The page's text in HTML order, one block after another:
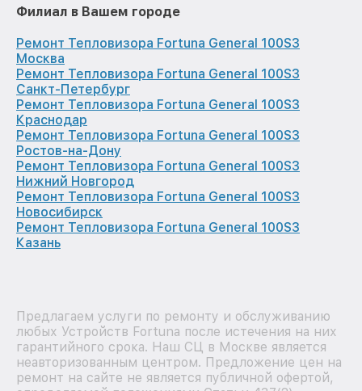
Филиал в Вашем городе
Ремонт Тепловизора Fortuna General 100S3
Москва
Ремонт Тепловизора Fortuna General 100S3
Санкт-Петербург
Ремонт Тепловизора Fortuna General 100S3
Краснодар
Ремонт Тепловизора Fortuna General 100S3
Ростов-на-Дону
Ремонт Тепловизора Fortuna General 100S3
Нижний Новгород
Ремонт Тепловизора Fortuna General 100S3
Новосибирск
Ремонт Тепловизора Fortuna General 100S3
Казань
Предлагаем услуги по ремонту и обслуживанию
любых Устройств Fortuna после истечения на них
гарантийного срока. Наш СЦ в Москве является
неавторизованным центром. Предложение цен на
ремонт на сайте не является публичной офертой,